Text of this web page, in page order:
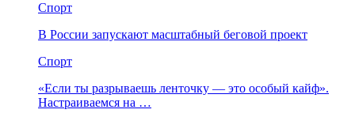
Спорт
В России запускают масштабный беговой проект
Спорт
«Если ты разрываешь ленточку — это особый кайф».
Настраиваемся на …